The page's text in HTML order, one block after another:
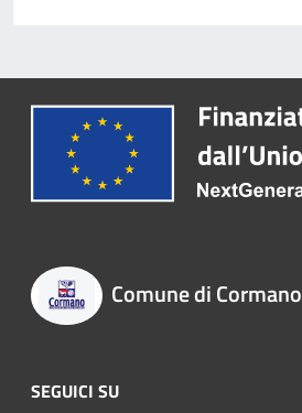
Comune di Cormano
SEGUICI SU